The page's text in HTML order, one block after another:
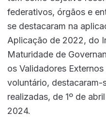
federativos, órgãos e
se destacaram na
Aplicação de 2022, do
Maturidade de
os Validadores
voluntário, destacaram-
realizadas, de 1º de
2024.